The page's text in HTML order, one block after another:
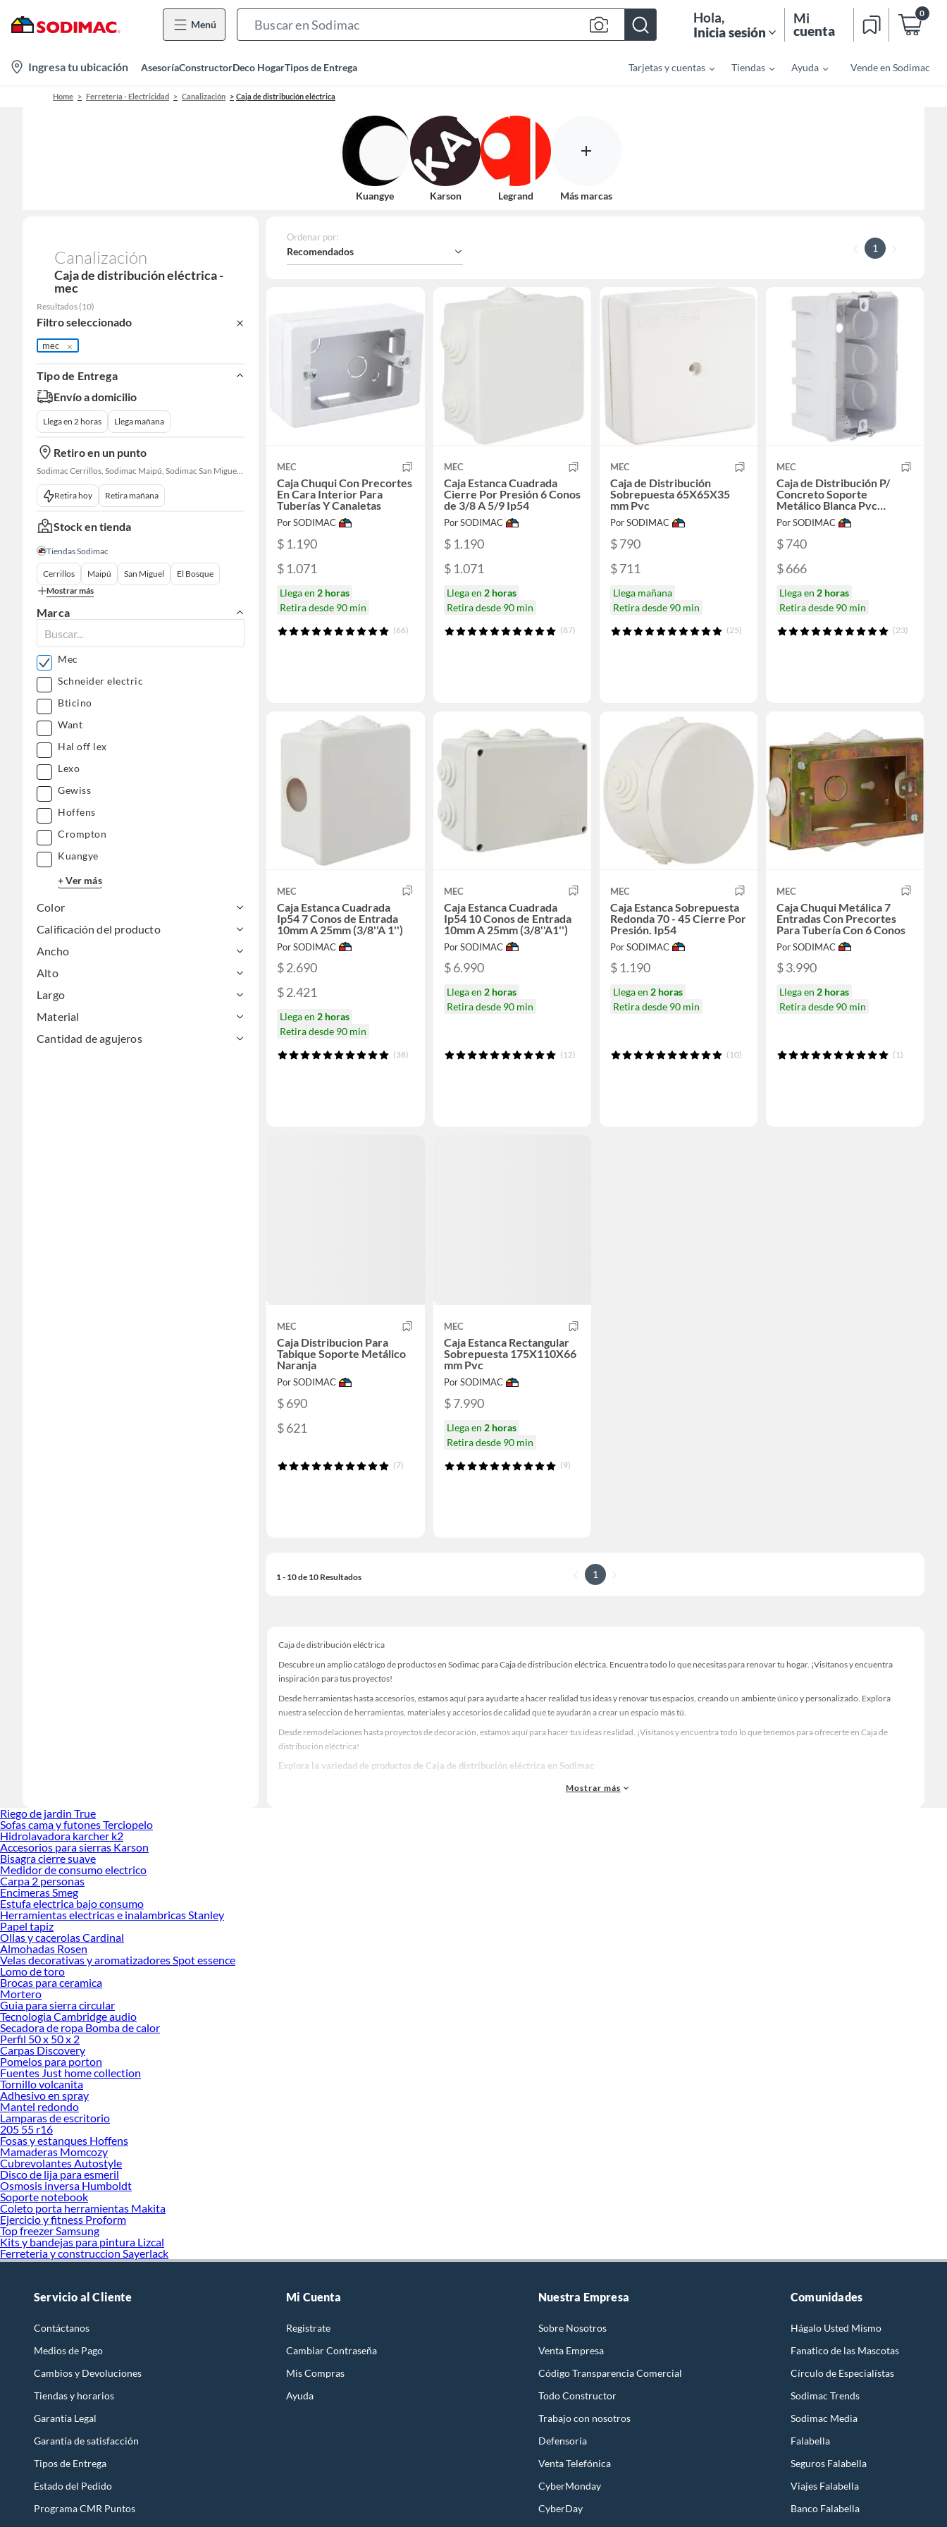
Menú
Bar
Hola,
Inicia sesión
Mi
cuenta
0
location-
icon
Ingresa tu ubicación AsesoríaConstructorDeco HogarTipos de Entrega Tarjetas y cuentas Tiendas Ayuda Vende en Sodimac
Home Ferretería - Electricidad Canalización Caja de distribución eléctrica
Kuangye Karson Legrand Más marcas
Canalización
Caja de distribución eléctrica -
mec
Resultados (10)
Filtro seleccionado
mec
Tipo de Entrega
Envío a domicilio
Llega en 2 horas Llega mañana
Retiro en un punto
Sodimac Cerrillos, Sodimac Maipú, Sodimac San Miguel, Sodimac El Bosque, Sodimac San Bernardo, Constructor Cantagallo, Sodimac Talagante, Sodimac San Fernando
Retira hoy Retira mañana
Stock en tienda
Tiendas Sodimac
Cerrillos Maipú San Miguel
El Bosque
Mostrar más
Marca
Mec
Schneider electric
Bticino
Want
Hal off lex
Lexo
Gewiss
Hoffens
Crompton
Kuangye
+ Ver más
Color
Calificación del producto
Ancho
Alto
Largo
Material
Cantidad de agujeros
Ordenar por:
Recomendados 1
MEC
Caja Chuqui Con Precortes
En Cara Interior Para
Tuberías Y Canaletas
Por SODIMAC
$ 1.190
$ 1.071
Llega en 2 horas
Retira desde 90 min
(66)
MEC
Caja Estanca Cuadrada
Cierre Por Presión 6 Conos
de 3/8 A 5/9 Ip54
Por SODIMAC
$ 1.190
$ 1.071
Llega en 2 horas
Retira desde 90 min
(87)
MEC
Caja de Distribución
Sobrepuesta 65X65X35
mm Pvc
Por SODIMAC
$ 790
$ 711
Llega mañana
Retira desde 90 min
(25)
MEC
Caja de Distribución P/
Concreto Soporte
Metálico Blanca Pvc
Embutida
Por SODIMAC
$ 740
$ 666
Llega en 2 horas
Retira desde 90 min
(23)
MEC
Caja Estanca Cuadrada
Ip54 7 Conos de Entrada
10mm A 25mm (3/8''A 1'')
Por SODIMAC
$ 2.690
$ 2.421
Llega en 2 horas
Retira desde 90 min
(38)
MEC
Caja Estanca Cuadrada
Ip54 10 Conos de Entrada
10mm A 25mm (3/8''A1'')
Por SODIMAC
$ 6.990
Llega en 2 horas
Retira desde 90 min
(12)
MEC
Caja Estanca Sobrepuesta
Redonda 70 - 45 Cierre Por
Presión. Ip54
Por SODIMAC
$ 1.190
Llega en 2 horas
Retira desde 90 min
(10)
MEC
Caja Chuqui Metálica 7
Entradas Con Precortes
Para Tubería Con 6 Conos
Por SODIMAC
$ 3.990
Llega en 2 horas
Retira desde 90 min
(1)
MEC
Caja Distribucion Para
Tabique Soporte Metálico
Naranja
Por SODIMAC
$ 690
$ 621
(7)
MEC
Caja Estanca Rectangular
Sobrepuesta 175X110X66
mm Pvc
Por SODIMAC
$ 7.990
Llega en 2 horas
Retira desde 90 min
(9)
1 - 10 de 10 Resultados 1
Caja de distribución eléctrica
Descubre un amplio catálogo de productos en Sodimac para Caja de distribución eléctrica. Encuentra todo lo que necesitas para renovar tu hogar. ¡Visítanos y encuentra
inspiración para tus proyectos!
Desde herramientas hasta accesorios, estamos aquí para ayudarte a hacer realidad tus ideas y renovar tus espacios, creando un ambiente único y personalizado. Explora
nuestra selección de herramientas, materiales y accesorios de calidad que te ayudarán a crear un espacio más tú.
Desde remodelaciones hasta proyectos de decoración, estamos aquí para hacer tus ideas realidad. ¡Visítanos y encuentra todo lo que tenemos para ofrecerte en Caja de
distribución eléctrica!
Explora la variedad de productos de Caja de distribución eléctrica en Sodimac
Herramientas, materiales y accesorios de calidad para tus proyectos y renovación de espacios. ¡Visítanos y descubre todo lo que tenemos para ofrecerte!
Mostrar más
Riego de jardin True
Sofas cama y futones Terciopelo
Hidrolavadora karcher k2
Accesorios para sierras Karson
Bisagra cierre suave
Medidor de consumo electrico
Carpa 2 personas
Encimeras Smeg
Estufa electrica bajo consumo
Herramientas electricas e inalambricas Stanley
Papel tapiz
Ollas y cacerolas Cardinal
Almohadas Rosen
Velas decorativas y aromatizadores Spot essence
Lomo de toro
Brocas para ceramica
Mortero
Guia para sierra circular
Tecnologia Cambridge audio
Secadora de ropa Bomba de calor
Perfil 50 x 50 x 2
Carpas Discovery
Pomelos para porton
Fuentes Just home collection
Tornillo volcanita
Adhesivo en spray
Mantel redondo
Lamparas de escritorio
205 55 r16
Fosas y estanques Hoffens
Mamaderas Momcozy
Cubrevolantes Autostyle
Disco de lija para esmeril
Osmosis inversa Humboldt
Soporte notebook
Coleto porta herramientas Makita
Ejercicio y fitness Proform
Top freezer Samsung
Kits y bandejas para pintura Lizcal
Ferreteria y construccion Sayerlack
Servicio al Cliente
Contáctanos
Medios de Pago
Cambios y Devoluciones
Tiendas y horarios
Garantía Legal
Garantía de satisfacción
Tipos de Entrega
Estado del Pedido
Programa CMR Puntos
Mi Cuenta
Registrate
Cambiar Contraseña
Mis Compras
Ayuda
Nuestra Empresa
Sobre Nosotros
Venta Empresa
Código Transparencia Comercial
Todo Constructor
Trabajo con nosotros
Defensoría
Venta Telefónica
CyberMonday
CyberDay
Comunidades
Hágalo Usted Mismo
Fanatico de las Mascotas
Círculo de Especialístas
Sodimac Trends
Sodimac Media
Falabella
Seguros Falabella
Viajes Falabella
Banco Falabella